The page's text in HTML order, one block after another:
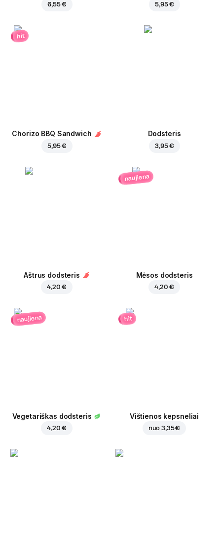
6,55 € 5,95 €
hit
Chorizo BBQ Sandwich
5,95 €
Dodsteris
3,95 €
Aštrus dodsteris
4,20 €
naujiena
Mėsos dodsteris
4,20 €
naujiena
Vegetariškas dodsteris
4,20 €
hit
Vištienos kepsneliai
nuo3,35 €